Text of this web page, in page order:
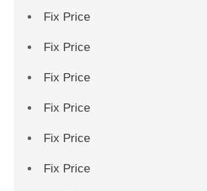
Fix Price
Fix Price
Fix Price
Fix Price
Fix Price
Fix Price